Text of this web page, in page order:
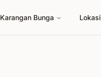
Karangan Bunga Lokasi